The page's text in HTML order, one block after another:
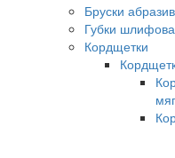
Бруски
Губки
Кордщетки